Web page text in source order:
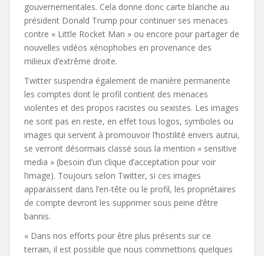
gouvernementales. Cela donne donc carte blanche au
président Donald Trump pour continuer ses menaces
contre « Little Rocket Man » ou encore pour partager de
nouvelles vidéos xénophobes en provenance des
milieux d’extrême droite.
Twitter suspendra également de manière permanente
les comptes dont le profil contient des menaces
violentes et des propos racistes ou sexistes. Les images
ne sont pas en reste, en effet tous logos, symboles ou
images qui servent à promouvoir l’hostilité envers autrui,
se verront désormais classé sous la mention « sensitive
media » (besoin d’un clique d’acceptation pour voir
l’image). Toujours selon Twitter, si ces images
apparaissent dans l’en-tête ou le profil, les propriétaires
de compte devront les supprimer sous peine d’être
bannis.
« Dans nos efforts pour être plus présents sur ce
terrain, il est possible que nous commettions quelques